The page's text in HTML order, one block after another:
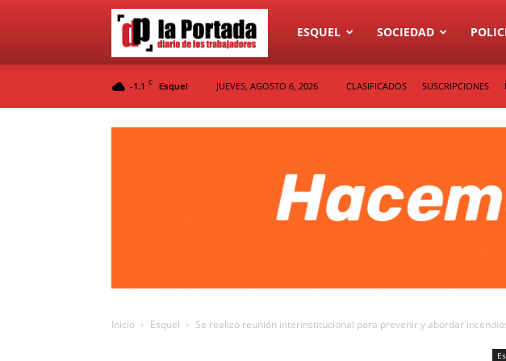
Diario
La
ESQUEL SOCIEDAD
-1.1 C Esquel JUEVES, AGOSTO 6, 2026 CLASIFICADOS SUSCRIPCIONES
Inicio Esquel Se realizó reunión interinstitucional para prevenir y abordar